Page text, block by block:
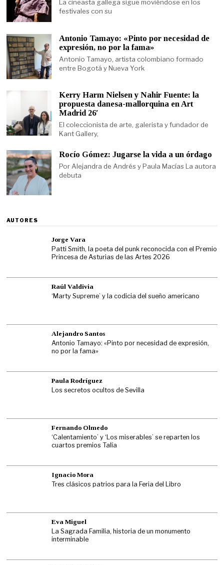
La cineasta gallega sigue moviéndose en los
festivales con su
Antonio Tamayo: «Pinto por necesidad de
expresión, no por la fama»
Antonio Tamayo, artista colombiano formado
entre Bogotá y Nueva York
Kerry Harm Nielsen y Nahir Fuente: la
propuesta danesa-mallorquina en Art
Madrid 26′
El coleccionista de arte, galerista y fundador de
Kant Gallery,
Rocío Gómez: Jugarse la vida a un órdago
Por Alejandra de Andrés y Paula Macías La autora
debuta
AUTORES
Jorge Vara
Patti Smith, la poeta del punk reconocida con el Premio
Princesa de Asturias de las Artes 2026
Raúl Valdivia
‘Marty Supreme’ y la codicia del sueño americano
Alejandro Santos
Antonio Tamayo: «Pinto por necesidad de expresión,
no por la fama»
Paula Rodríguez
Los secretos ocultos de Sevilla
Fernando Olmedo
‘Calentamiento’ y ‘Los miserables’ se reparten los
cuartos premios Talía
Ignacio Mora
Tres clásicos patrios para la Feria del Libro
Eva Miguel
La Sagrada Familia, historia de un monumento
interminable